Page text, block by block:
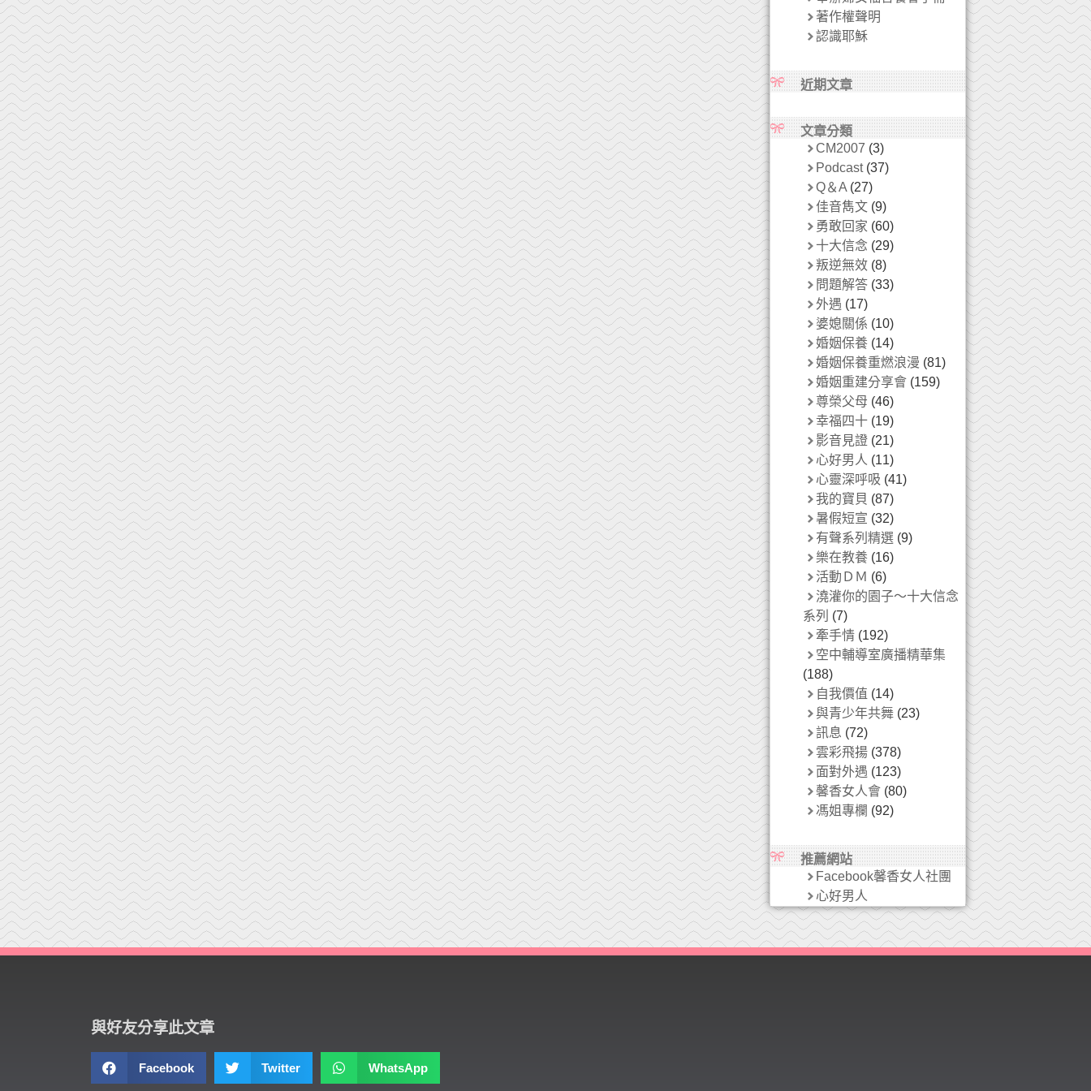
著作權聲明
認識耶穌
近期文章
文章分類
CM2007 (3)
Podcast(37)
Q＆A(27)
佳音雋文(9)
勇敢回家 (60)
十大信念 (29)
叛逆無效(8)
問題解答(33)
外遇 (17)
婆媳關係 (10)
婚姻保養(14)
婚姻保養重燃浪漫 (81)
婚姻重建分享會(159)
尊榮父母 (46)
幸福四十(19)
影音見證(21)
心好男人 (11)
心靈深呼吸 (41)
我的寶貝 (87)
暑假短宣 (32)
有聲系列精選(9)
樂在教養(16)
活動ＤＭ (6)
澆灌你的園子～十大信念
系列 (7)
牽手情(192)
空中輔導室廣播精華集
(188)
自我價值 (14)
與青少年共舞(23)
訊息 (72)
雲彩飛揚(378)
面對外遇 (123)
馨香女人會(80)
馮姐專欄 (92)
推薦網站
Facebook馨香女人社團
心好男人
與好友分享此文章
Facebook Twitter WhatsApp